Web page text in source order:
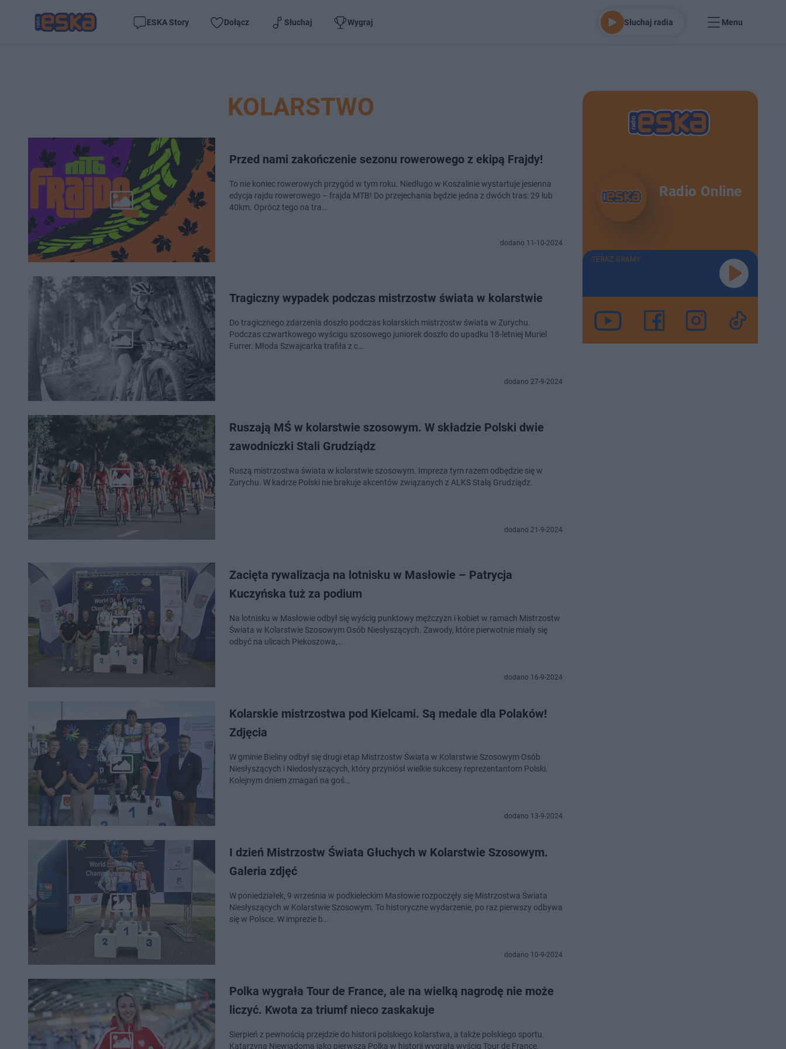
ESKA Story Dołącz Słuchaj Wygraj Słuchaj radia Menu
KOLARSTWO
Przed nami zakończenie sezonu rowerowego z ekipą Frajdy!
To nie koniec rowerowych przygód w tym roku. Niedługo w Koszalinie wystartuje jesienna
edycja rajdu rowerowego – frajda MTB! Do przejechania będzie jedna z dwóch tras: 29 lub
40km. Oprócz tego na tra…
dodano 11-10-2024
Tragiczny wypadek podczas mistrzostw świata w kolarstwie
Do tragicznego zdarzenia doszło podczas kolarskich mistrzostw świata w Zurychu.
Podczas czwartkowego wyścigu szosowego juniorek doszło do upadku 18-letniej Muriel
Furrer. Młoda Szwajcarka trafiła z c…
dodano 27-9-2024
Ruszają MŚ w kolarstwie szosowym. W składzie Polski dwie
zawodniczki Stali Grudziądz
Ruszą mistrzostwa świata w kolarstwie szosowym. Impreza tym razem odbędzie się w
Zurychu. W kadrze Polski nie brakuje akcentów związanych z ALKS Stalą Grudziądz.
dodano 21-9-2024
Zacięta rywalizacja na lotnisku w Masłowie – Patrycja
Kuczyńska tuż za podium
Na lotnisku w Masłowie odbył się wyścig punktowy mężczyzn i kobiet w ramach Mistrzostw
Świata w Kolarstwie Szosowym Osób Niesłyszących. Zawody, które pierwotnie miały się
odbyć na ulicach Piekoszowa,…
dodano 16-9-2024
Kolarskie mistrzostwa pod Kielcami. Są medale dla Polaków!
Zdjęcia
W gminie Bieliny odbył się drugi etap Mistrzostw Świata w Kolarstwie Szosowym Osób
Niesłyszących i Niedosłyszących, który przyniósł wielkie sukcesy reprezentantom Polski.
Kolejnym dniem zmagań na goś…
dodano 13-9-2024
I dzień Mistrzostw Świata Głuchych w Kolarstwie Szosowym.
Galeria zdjęć
W poniedziałek, 9 września w podkieleckim Masłowie rozpoczęły się Mistrzostwa Świata
Niesłyszących w Kolarstwie Szosowym. To historyczne wydarzenie, po raz pierwszy odbywa
się w Polsce. W imprezie b…
dodano 10-9-2024
Polka wygrała Tour de France, ale na wielką nagrodę nie może
liczyć. Kwota za triumf nieco zaskakuje
Sierpień z pewnością przejdzie do historii polskiego kolarstwa, a także polskiego sportu.
Katarzyna Niewiadoma jako pierwsza Polka w historii wygrała wyścig Tour de France.
Radio Online
TERAZ GRAMY